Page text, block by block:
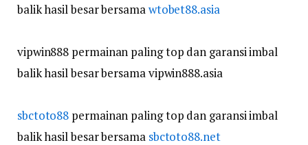
balik hasil besar bersama wtobet88.asia
vipwin888 permainan paling top dan garansi imbal
balik hasil besar bersama vipwin888.asia
sbctoto88 permainan paling top dan garansi imbal
balik hasil besar bersama sbctoto88.net